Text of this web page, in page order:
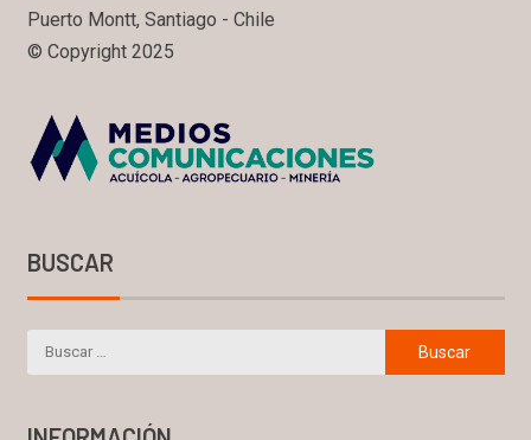
Puerto Montt, Santiago - Chile
© Copyright 2025
BUSCAR